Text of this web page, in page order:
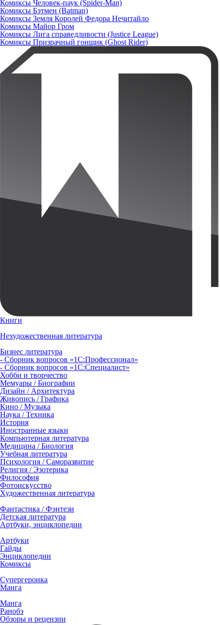
Комиксы Человек-паук (Spider-Man)
Комиксы Бэтмен (Batman)
Комиксы Земля Королей Федора Нечитайло
Комиксы Майор Гром
Комиксы Лига справедливости (Justice League)
Комиксы Призрачный гонщик (Ghost Rider)
Книги
Нехудожественная литература
Бизнес литература
- Сборник вопросов «1С:Профессионал»
- Сборник вопросов «1С:Специалист»
Хобби и творчество
Мемуары / Биографии
Дизайн / Архитектура
Живопись / Графика
Кино / Музыка
Наука / Техника
История
Иностранные языки
Компьютерная литература
Медицина / Биология
Учебная литература
Психология / Саморазвитие
Религия / Эзотерика
Философия
Фотоискусство
Художественная литература
Фантастика / Фэнтези
Детская литература
Артбуки, энциклопедии
Артбуки
Гайды
Энциклопедии
Комиксы
Супергероика
Манга
Манга
Ранобэ
Обзоры и рецензии